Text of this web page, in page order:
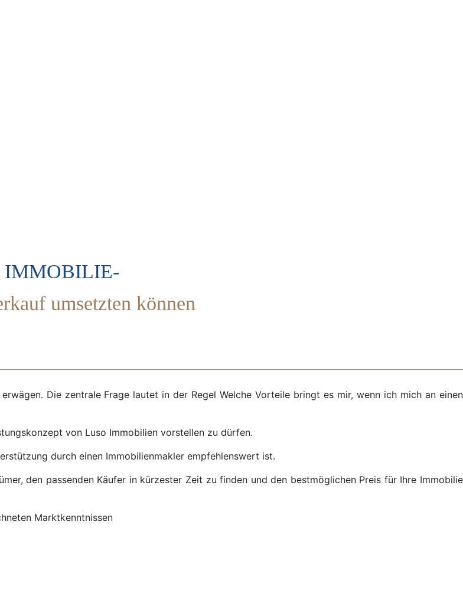
IMMOBILIE-
umsetzten können
Die zentrale Frage lautet in der Regel Welche Vorteile bringt es mir, wenn ich mich an einen
von Luso Immobilien vorstellen zu dürfen.
durch einen Immobilienmakler empfehlenswert ist.
den passenden Käufer in kürzester Zeit zu finden und den bestmöglichen Preis für Ihre Immobilie
Marktkenntnissen